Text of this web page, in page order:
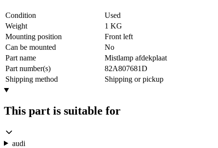
Condition
Used
Weight
1 KG
Mounting position
Front left
Can be mounted
No
Part name
Mistlamp afdekplaat
Part number(s)
82A807681D
Shipping method
Shipping or pickup
This part is suitable for
audi